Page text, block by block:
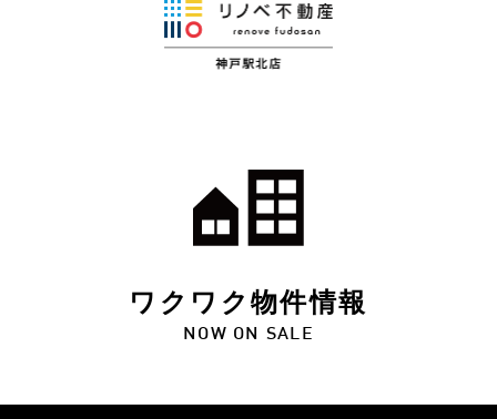
ワクワク物件情報
NOW ON SALE